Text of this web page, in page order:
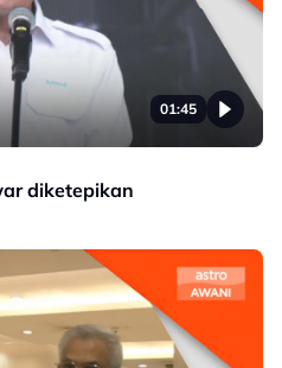
01:45
diketepikan